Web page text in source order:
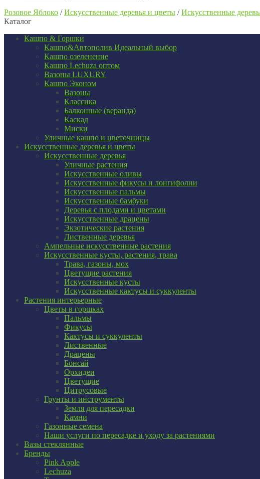
Розовое Яблоко /Искусственные деревья и цветы /Искусственные
Каталог
Кашпо & Горшки
Кашпо&Автополив Идеальный выбор
Кашпо озеленение
Кашпо Lechuza оптом
Вазоны LUXURY
Кашпо Эконом
Вазоны
Классика
Балконные (веранда)
Каскад
Миски
Уличные кашпо и цветочницы
Искусственные деревья и цветы
Искусственные деревья
Уличные растения
Искусственные оливы
Искусственные фикусы и лонгифолии
Искусственные пальмы
Искусственные бамбуки
Деревья с плодами и цветами
Искусственные драцены
Экзотические растения
Лиственные деревья
Ампельные искусственные растения
Искусственные кусты, растения, трава
Трава, газоны, мох
Цветущие растения
Искусственные кусты
Искусственные кактусы и суккуленты
Растения интерьерные
Цветы в горшках
Пальмы
Фикусы
Кактусы и суккуленты
Лиственные
Драцены
Бонсай
Орхидеи
Цветущие
Цитрусовые
Грунты и инструменты
Земля для пересадки
Камни
Газонные семена
Наши услуги по пересадке и уходу за растениями
Вазы стеклянные
Бренды
Pink Apple
Lechuza